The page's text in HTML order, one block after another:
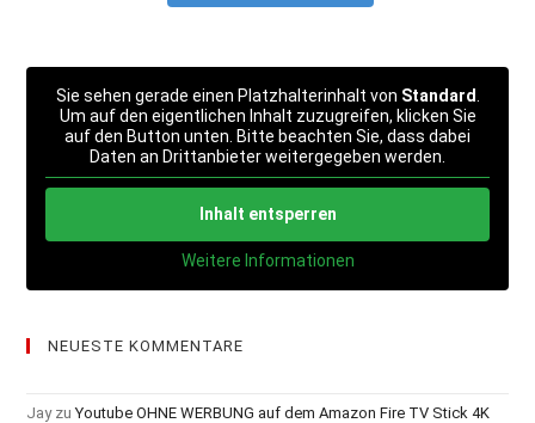
Sie sehen gerade einen Platzhalterinhalt von Standard
Um auf den eigentlichen Inhalt zuzugreifen, klicken Sie
auf den Button unten. Bitte beachten Sie, dass dabei
Daten an Drittanbieter weitergegeben werden.
Inhalt entsperren
Weitere Informationen
NEUESTE KOMMENTARE
JayzuYoutube OHNE WERBUNG auf dem Amazon Fire TV Stick 4K